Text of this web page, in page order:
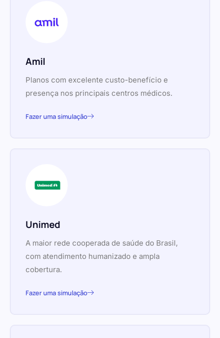
Amil
Planos com excelente custo-benefício e
presença nos principais centros médicos.
Fazer uma simulação
Unimed
A maior rede cooperada de saúde do Brasil,
com atendimento humanizado e ampla
cobertura.
Fazer uma simulação